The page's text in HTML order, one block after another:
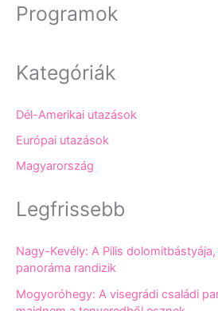
Programok
Kategóriák
Dél-Amerikai utazások
Európai utazások
Magyarország
Legfrissebb
Nagy-Kevély: A Pilis
panoráma randizik
Mogyoróhegy: A visegrádi családi